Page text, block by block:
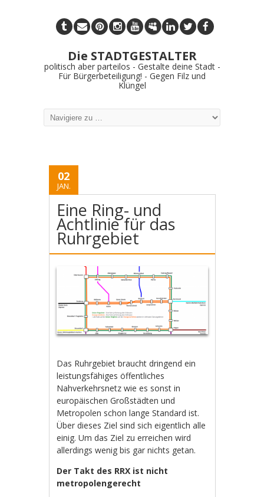
Die STADTGESTALTER
politisch aber parteilos - Gestalte deine Stadt -
Für Bürgerbeteiligung! - Gegen Filz und
Klüngel
02
JAN.
Eine Ring- und
Achtlinie für das
Ruhrgebiet
Das Ruhrgebiet braucht dringend ein
leistungsfähiges öffentliches
Nahverkehrsnetz wie es sonst in
europäischen Großstädten und
Metropolen schon lange Standard ist.
Über dieses Ziel sind sich eigentlich alle
einig. Um das Ziel zu erreichen wird
allerdings wenig bis gar nichts getan.
Der Takt des RRX ist nicht
metropolengerecht